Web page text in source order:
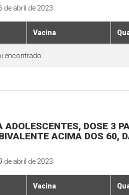
de abril de 2023
Vacina
encontrado.
ADOLESCENTES, DOSE 3
ACIMA DOS 60,
de abril de 2023
Vacina